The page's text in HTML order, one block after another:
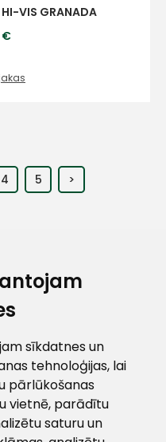
sīkdatnes un
tehnoloģijas, lai
pārlūkošanas
vietnē, parādītu
saturu un
VIS GRANADA
€
4 5 >
LV - 3801